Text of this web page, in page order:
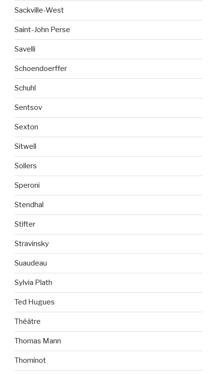
Sackville-West
Saint-John Perse
Savelli
Schoendoerffer
Schuhl
Sentsov
Sexton
Sitwell
Sollers
Speroni
Stendhal
Stifter
Stravinsky
Suaudeau
Sylvia Plath
Ted Hugues
Théâtre
Thomas Mann
Thominot